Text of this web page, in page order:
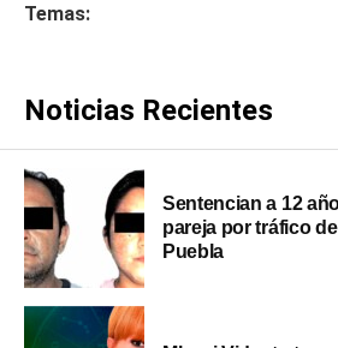
Temas:
Noticias Recientes
Sentencian a 12
pareja por tráfico
Puebla